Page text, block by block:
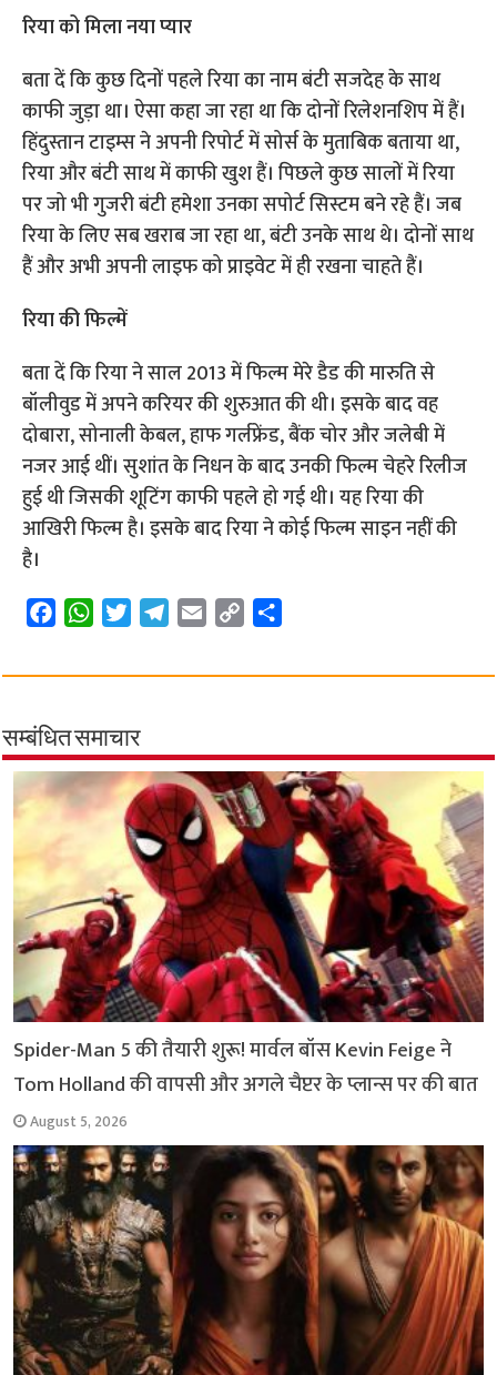
रिया को मिला नया प्यार
बता दें कि कुछ दिनों पहले रिया का नाम बंटी सजदेह के साथ
काफी जुड़ा था। ऐसा कहा जा रहा था कि दोनों रिलेशनशिप में हैं।
हिंदुस्तान टाइम्स ने अपनी रिपोर्ट में सोर्स के मुताबिक बताया था,
रिया और बंटी साथ में काफी खुश हैं। पिछले कुछ सालों में रिया
पर जो भी गुजरी बंटी हमेशा उनका सपोर्ट सिस्टम बने रहे हैं। जब
रिया के लिए सब खराब जा रहा था, बंटी उनके साथ थे। दोनों साथ
हैं और अभी अपनी लाइफ को प्राइवेट में ही रखना चाहते हैं।
रिया की फिल्में
बता दें कि रिया ने साल 2013 में फिल्म मेरे डैड की मारुति से
बॉलीवुड में अपने करियर की शुरुआत की थी। इसके बाद वह
दोबारा, सोनाली केबल, हाफ गर्लफ्रेंड, बैंक चोर और जलेबी में
नजर आई थीं। सुशांत के निधन के बाद उनकी फिल्म चेहरे रिलीज
हुई थी जिसकी शूटिंग काफी पहले हो गई थी। यह रिया की
आखिरी फिल्म है। इसके बाद रिया ने कोई फिल्म साइन नहीं की
है।
c
b
o
o
k
W
a
s
A
p
p
i
t
e
r
l
r
a
m
a
p
i
n
k
a
सम्बंधित समाचार
Spider-Man 5 की तैयारी शुरू! मार्वल बॉस Kevin Feige ने
Tom Holland की वापसी और अगले चैप्टर के प्लान्स पर की बात
August 5, 2026